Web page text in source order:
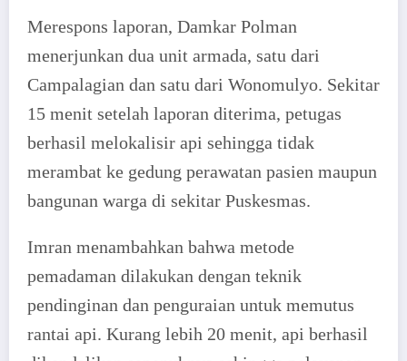
Merespons laporan, Damkar Polman
menerjunkan dua unit armada, satu dari
Campalagian dan satu dari Wonomulyo. Sekitar
15 menit setelah laporan diterima, petugas
berhasil melokalisir api sehingga tidak
merambat ke gedung perawatan pasien maupun
bangunan warga di sekitar Puskesmas.
Imran menambahkan bahwa metode
pemadaman dilakukan dengan teknik
pendinginan dan penguraian untuk memutus
rantai api. Kurang lebih 20 menit, api berhasil